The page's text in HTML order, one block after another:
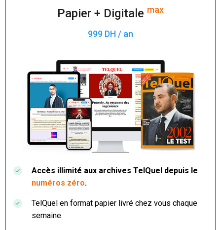
Papier + Digitale max
999 DH / an
Accès illimité aux archives TelQuel depuis le
numéros zéro.
TelQuel en format papier livré chez vous chaque
semaine.